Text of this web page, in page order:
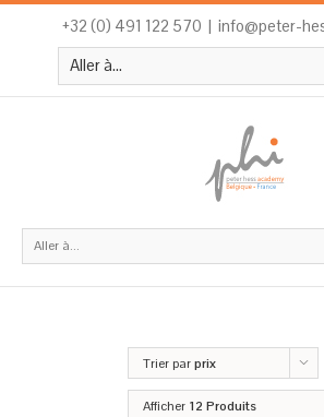
+32 (0) 491 122 570 | info@peter-
Aller à...
Aller à...
Trier parprix
Afficher 12 Produits